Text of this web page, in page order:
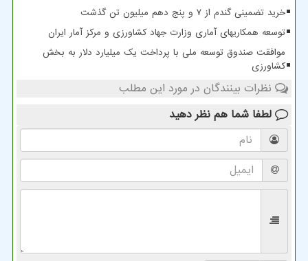
خرید تضمینی گندم از ۷ و پنج دهم میلیون تن گذشت
توسعه همکاریهای آماری وزارت جهاد کشاورزی و مرکز آمار ایران
موافقت صندوق توسعه ملی با پرداخت یک میلیارد دلار به بخش
کشاورزی
نظرات بینندگان در مورد این مطلب
لطفا شما هم نظر دهید